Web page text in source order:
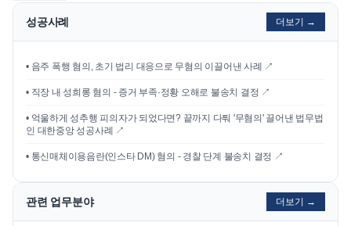
성공사례 더보기 →
• 음주 폭행 혐의, 초기 법리 대응으로 무혐의 이끌어낸 사례 ↗
• 직장 내 성희롱 혐의 - 증거 부족·정황 오해로 불송치 결정 ↗
• 억울하게 성추행 피의자가 되었다면? 끝까지 다퉈 '무혐의' 끌어낸 법무법
인 대한중앙 성공사례 ↗
• 통신매체이용음란(인스타 DM) 혐의 - 경찰 단계 불송치 결정 ↗
관련 업무분야 더보기 →